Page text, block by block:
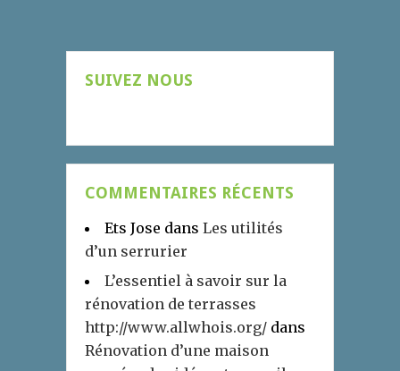
SUIVEZ NOUS
COMMENTAIRES RÉCENTS
Ets Jose dans Les utilités
d’un serrurier
L’essentiel à savoir sur la
rénovation de terrasses
http://www.allwhois.org/ dans
Rénovation d’une maison